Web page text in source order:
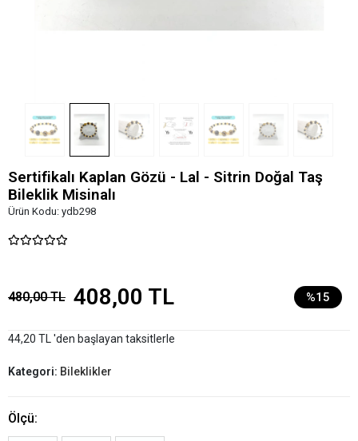
Sertifikalı Kaplan Gözü - Lal - Sitrin Doğal Taş
Bileklik Misinalı
Ürün Kodu: ydb298
480,00 TL 408,00 TL %15
44,20 TL 'den başlayan taksitlerle
Kategori: Bileklikler
Ölçü: